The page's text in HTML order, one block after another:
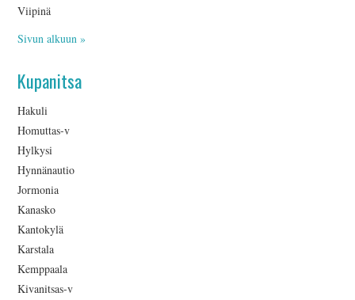
Viipinä
Sivun alkuun »
Kupanitsa
Hakuli
Homuttas-v
Hylkysi
Hynnänautio
Jormonia
Kanasko
Kantokylä
Karstala
Kemppaala
Kivanitsas-v